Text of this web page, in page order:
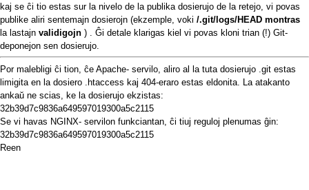
kaj se ĉi tio estas sur la nivelo de la publika dosierujo de la retejo, vi povas
publike aliri sentemajn dosierojn (ekzemple, voki /.git/logs/HEAD montras
la lastajn validigojn ) . Ĝi detale klarigas kiel vi povas kloni trian (!) Git-
deponejon sen dosierujo.
Por malebligi ĉi tion, ĉe Apache- servilo, aliro al la tuta dosierujo .git estas
limigita en la dosiero .htaccess kaj 404-eraro estas eldonita. La atakanto
ankaŭ ne scias, ke la dosierujo ekzistas:
32b39d7c9836a649597019300a5c2115
Se vi havas NGINX- servilon funkciantan, ĉi tiuj reguloj plenumas ĝin:
32b39d7c9836a649597019300a5c2115
Reen